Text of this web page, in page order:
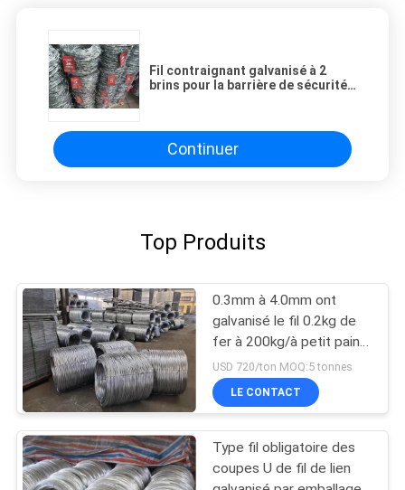
Fil contraignant galvanisé à 2
brins pour la barrière de sécurité
Continuer
Top Produits
0.3mm à 4.0mm ont
galvanisé le fil 0.2kg de
fer à 200kg/à petit pain
500kg/petit pain
USD 720/ton MOQ:5 tonnes
LE CONTACT
Type fil obligatoire des
coupes U de fil de lien